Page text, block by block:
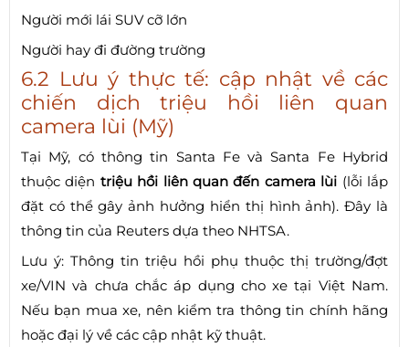
Người mới lái SUV cỡ lớn
Người hay đi đường trường
6.2 Lưu ý thực tế: cập nhật về các
chiến dịch triệu hồi liên quan
camera lùi (Mỹ)
Tại Mỹ, có thông tin Santa Fe và Santa Fe Hybrid
thuộc diện triệu hồi liên quan đến camera lùi (lỗi lắp
đặt có thể gây ảnh hưởng hiển thị hình ảnh). Đây là
thông tin của Reuters dựa theo NHTSA.
Lưu ý: Thông tin triệu hồi phụ thuộc thị trường/đợt
xe/VIN và chưa chắc áp dụng cho xe tại Việt Nam.
Nếu bạn mua xe, nên kiểm tra thông tin chính hãng
hoặc đại lý về các cập nhật kỹ thuật.